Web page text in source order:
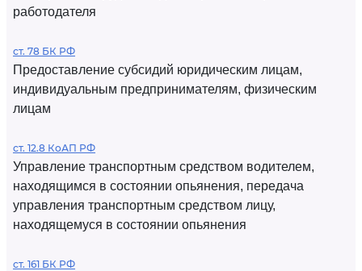
работодателя
ст. 78 БК РФ
Предоставление субсидий юридическим лицам,
индивидуальным предпринимателям, физическим
лицам
ст. 12.8 КоАП РФ
Управление транспортным средством водителем,
находящимся в состоянии опьянения, передача
управления транспортным средством лицу,
находящемуся в состоянии опьянения
ст. 161 БК РФ